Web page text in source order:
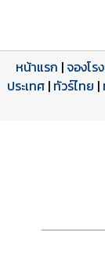
โปรแกรมทัวร์
รีวิวลูกค้าจริง
รีวิวจาก
ใบอนุญาตนำเที่ยว
เลขที่ 11/
หน้าแรก |จองโร
ประเทศ | ทัวร์ไทย |